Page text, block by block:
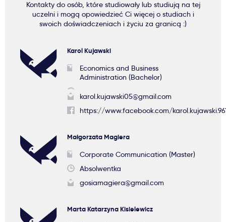
Kontakty do osób, które studiowały lub studiują na tej
uczelni i mogą opowiedzieć Ci więcej o studiach i
swoich doświadczeniach i życiu za granicą :)
Karol Kujawski
Economics and Business
Administration (Bachelor)
karol.kujawski05@gmail.com
https://www.facebook.com/
Małgorzata Magiera
Corporate Communication (Master)
Absolwentka
gosiamagiera@gmail.com
Marta Katarzyna Kisielewicz